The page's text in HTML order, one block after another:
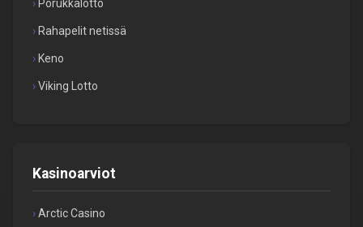
Porukkalotto
Rahapelit netissä
Keno
Viking Lotto
Kasinoarviot
Arctic Casino